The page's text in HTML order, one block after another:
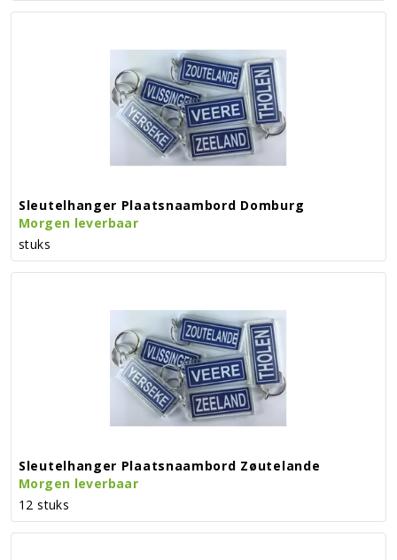
Sleutelhanger Plaatsnaambord Domburg
Morgen leverbaar
stuks
Sleutelhanger Plaatsnaambord Zøutelande
Morgen leverbaar
12 stuks